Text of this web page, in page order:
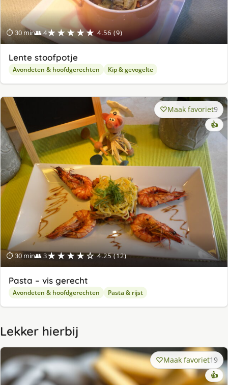
⏱ 30 min👥 4★★★★★ 4.56 (9)
Lente stoofpotje
Avondeten & hoofdgerechten Kip & gevogelte
⏱ 30 min👥 3★★★★☆ 4.25 (12)
Maak favoriet9
👍
Pasta – vis gerecht
Avondeten & hoofdgerechten Pasta & rijst
Lekker hierbij
Maak favoriet19
👍